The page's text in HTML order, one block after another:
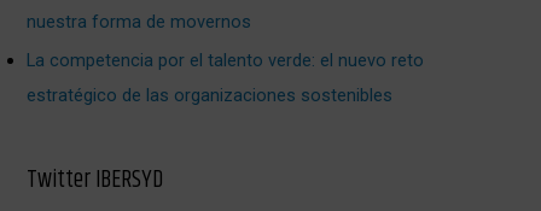
nuestra forma de movernos
La competencia por el talento verde: el nuevo reto
estratégico de las organizaciones sostenibles
Twitter IBERSYD